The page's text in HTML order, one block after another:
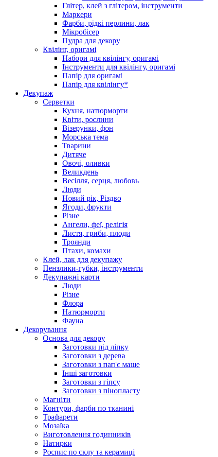
Глітер, клей з глітером, інструменти
Маркери
Фарби, рідкі перлини, лак
Мікробісер
Пудра для декору
Квілінг, оригамі
Набори для квілінгу, оригамі
Інструменти для квілінгу, оригамі
Папір для оригамі
Папір для квілінгу*
Декупаж
Серветки
Кухня, натюрморти
Квіти, рослини
Візерунки, фон
Морська тема
Тварини
Дитяче
Овочі, оливки
Великдень
Весілля, серця, любовь
Люди
Новий рік, Різдво
Ягоди, фрукти
Різне
Ангели, феї, релігія
Листя, гриби, плоди
Троянди
Птахи, комахи
Клей, лак для декупажу
Пензлики-губки, інструменти
Декупажні карти
Люди
Різне
Флора
Натюрморти
Фауна
Декорування
Основа для декору
Заготовки під ліпку
Заготовки з дерева
Заготовки з пап'є маше
Інші заготовки
Заготовки з гіпсу
Заготовки з пінопласту
Магніти
Контури, фарби по тканині
Трафарети
Мозаїка
Виготовлення годинників
Натирки
Роспис по склу та керамиці